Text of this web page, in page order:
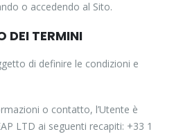
o accedendo al Sito.
TERMINI
di definire le condizioni e
o contatto, l’Utente è
LTD ai seguenti recapiti: +33 1